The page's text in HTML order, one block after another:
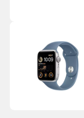
О нас
Контакты